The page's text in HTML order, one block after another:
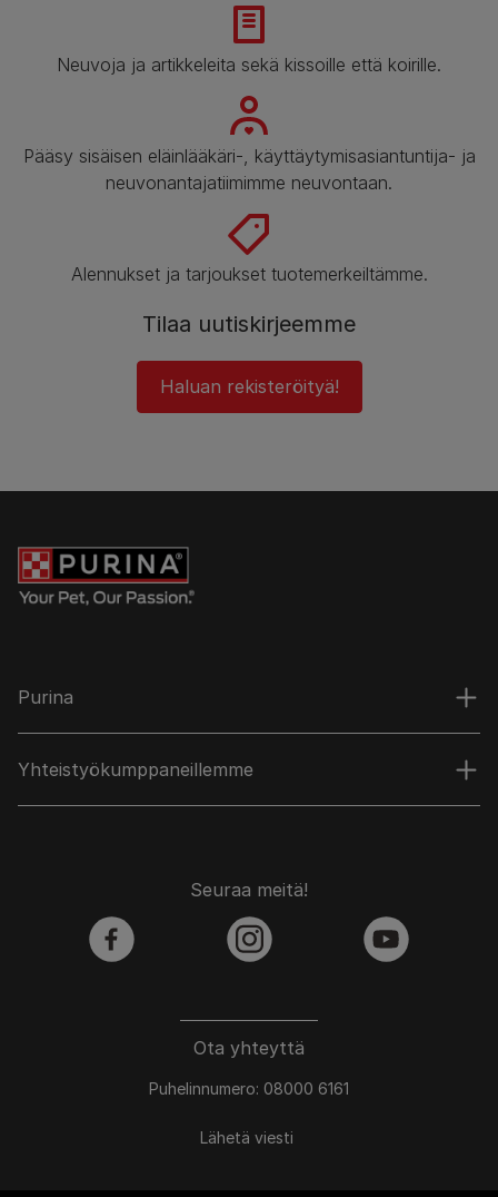
Neuvoja ja artikkeleita sekä kissoille että koirille.
Pääsy sisäisen eläinlääkäri-, käyttäytymisasiantuntija- ja
neuvonantajatiimimme neuvontaan.
Alennukset ja tarjoukset tuotemerkeiltämme.
Tilaa uutiskirjeemme
Haluan rekisteröityä!
Purina
Yhteistyökumppaneillemme
Ota yhteyttä
Puhelinnumero: 08000 6161
Lähetä viesti
Seuraa meitä!
facebook instagram youtube